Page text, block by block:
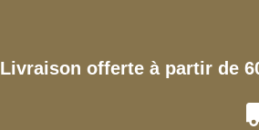
Livraison offerte à partir de